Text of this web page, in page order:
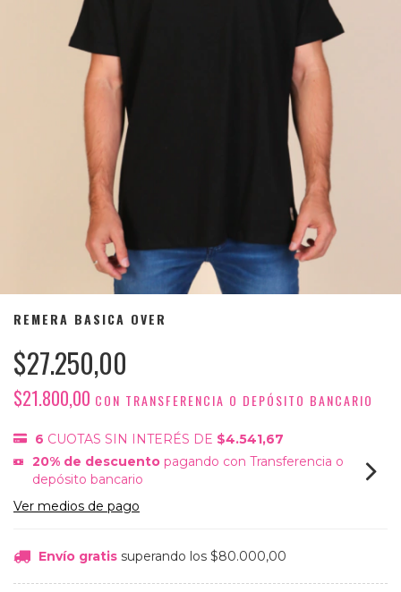
REMERA BASICA OVER
$27.250,00
$21.800,00 CON TRANSFERENCIA O DEPÓSITO BANCARIO
6 CUOTAS SIN INTERÉS DE $4.541,67
20% de descuento pagando con Transferencia o
depósito bancario
Ver medios de pago
Envío gratis superando los $80.000,00